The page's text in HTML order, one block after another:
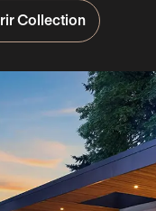
Collection